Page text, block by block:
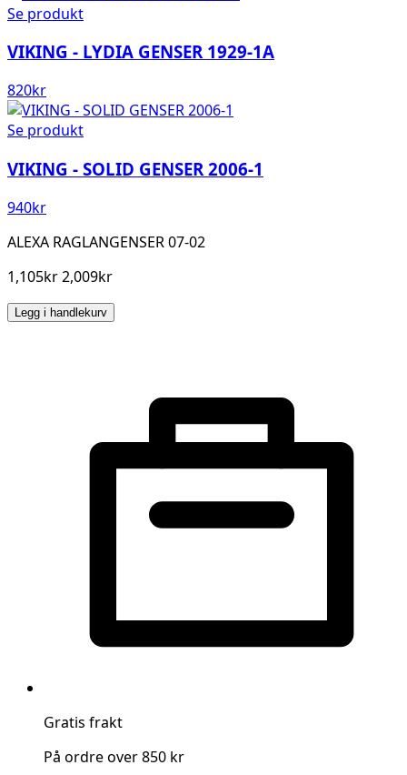
Se produkt
VIKING - LYDIA GENSER 1929-1A
820kr
Se produkt
VIKING - SOLID GENSER 2006-1
940kr
ALEXA RAGLANGENSER 07-02
1,105kr 2,009kr
Legg i handlekurv
Gratis frakt
På ordre over 850 kr